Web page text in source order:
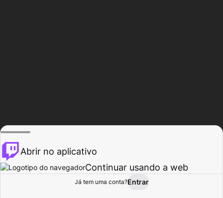
Procurar Atividade
Abrir no aplicativo
Continuar usando a web
Já tem uma conta?Entrar